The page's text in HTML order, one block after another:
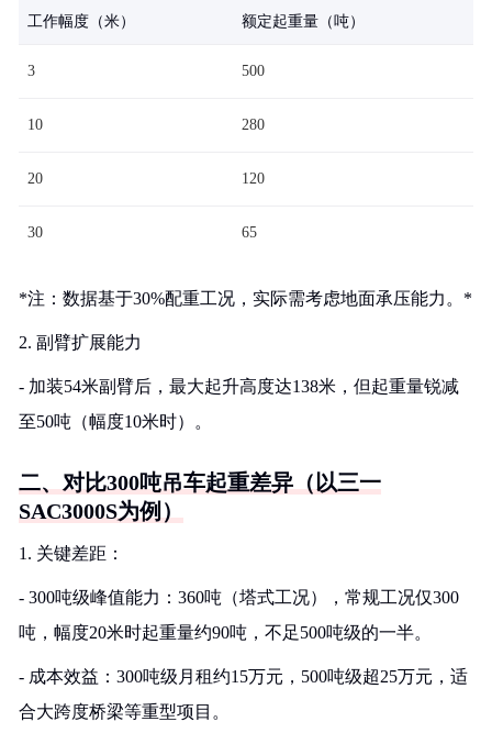
工作幅度（米） 额定起重量（吨）
3 500
10 280
20 120
30 65
*注：数据基于30%配重工况，实际需考虑地面承压能力。*
2. 副臂扩展能力
- 加装54米副臂后，最大起升高度达138米，但起重量锐减
至50吨（幅度10米时）。
二、对比300吨吊车起重差异（以三一
SAC3000S为例）
1. 关键差距：
- 300吨级峰值能力：360吨（塔式工况），常规工况仅300
吨，幅度20米时起重量约90吨，不足500吨级的一半。
- 成本效益：300吨级月租约15万元，500吨级超25万元，适
合大跨度桥梁等重型项目。